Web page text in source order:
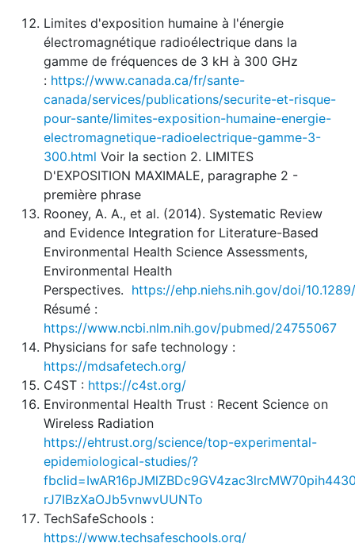
Limites d'exposition humaine à l'énergie
électromagnétique radioélectrique dans la
gamme de fréquences de 3 kH à 300 GHz
: https://www.canada.ca/fr/sante-
canada/services/publications/securite-et-risque-
pour-sante/limites-exposition-humaine-energie-
electromagnetique-radioelectrique-gamme-3-
300.html Voir la section 2. LIMITES
D'EXPOSITION MAXIMALE, paragraphe 2 -
première phrase
Rooney, A. A., et al. (2014). Systematic Review
and Evidence Integration for Literature-Based
Environmental Health Science Assessments,
Environmental Health
Perspectives. https://ehp.niehs.nih.gov/doi/
Résumé :
https://www.ncbi.nlm.nih.gov/pubmed/24755067
Physicians for safe technology :
https://mdsafetech.org/
C4ST : https://c4st.org/
Environmental Health Trust : Recent Science on
Wireless Radiation
https://ehtrust.org/science/top-experimental-
epidemiological-studies/?
rJ7IBzXaOJb5vnwvUUNTo
TechSafeSchools :
https://www.techsafeschools.org/